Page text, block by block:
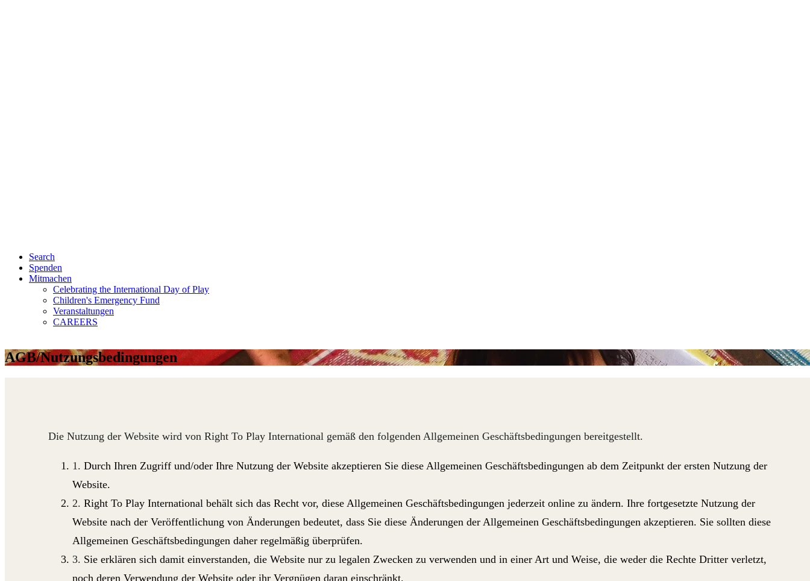
Search
Spenden
Mitmachen
Celebrating the International Day of Play
Children's Emergency Fund
Veranstaltungen
CAREERS
AGB/Nutzungsbedingungen
Die Nutzung der Website wird von Right To Play International gemäß den folgenden Allgemeinen Geschäftsbedingungen bereitgestellt.
Durch Ihren Zugriff und/oder Ihre Nutzung der Website akzeptieren Sie diese Allgemeinen Geschäftsbedingungen ab dem Zeitpunkt der ersten Nutzung der
Website.
Right To Play International behält sich das Recht vor, diese Allgemeinen Geschäftsbedingungen jederzeit online zu ändern. Ihre fortgesetzte Nutzung der
Website nach der Veröffentlichung von Änderungen bedeutet, dass Sie diese Änderungen der Allgemeinen Geschäftsbedingungen akzeptieren. Sie sollten diese
Allgemeinen Geschäftsbedingungen daher regelmäßig überprüfen.
Sie erklären sich damit einverstanden, die Website nur zu legalen Zwecken zu verwenden und in einer Art und Weise, die weder die Rechte Dritter verletzt,
noch deren Verwendung der Website oder ihr Vergnügen daran einschränkt.